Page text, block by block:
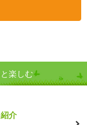
楽しむ
介